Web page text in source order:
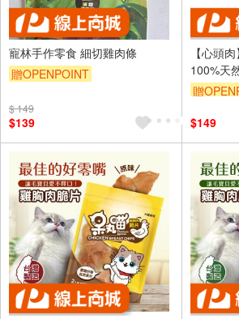
寵林手作零食 細切雞肉條
贈OPENPOINT
$ 149
$139
【心頭
100%天
鎖住營養
贈
$149